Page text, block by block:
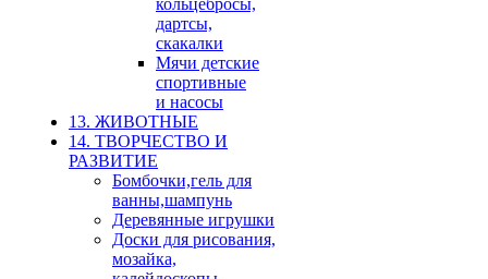
дартсы,
скакалки
Мячи детские
спортивные
и насосы
13. ЖИВОТНЫЕ
14. ТВОРЧЕСТВО И
РАЗВИТИЕ
Бомбочки,гель для
ванны,шампунь
Деревянные игрушки
Доски для рисования,
мозайка,